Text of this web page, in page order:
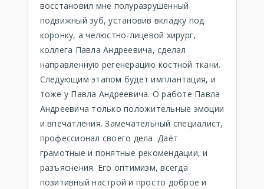
восстановил мне полуразрушенный
подвижный зуб, установив вкладку под
коронку, а челюстно-лицевой хирург,
коллега Павла Андреевича, сделал
направленную регенерацию костной ткани.
Следующим этапом будет имплантация, и
тоже у Павла Андреевича. О работе Павла
Андреевича только положительные эмоции
и впечатления. Замечательный специалист,
профессионал своего дела. Даёт
грамотные и понятные рекомендации, и
разъяснения. Его оптимизм, всегда
позитивный настрой и просто доброе и